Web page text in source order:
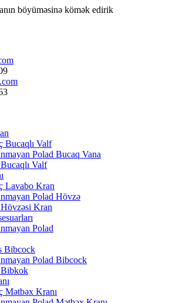
böyüməsinə kömək edirik
Bucaqlı Valf
Polad Bucaq Vana
Valf
Lavabo Kran
Polad Hövzə
Kran
Polad
Bibcock
Polad Bibcock
Mətbəx Kranı